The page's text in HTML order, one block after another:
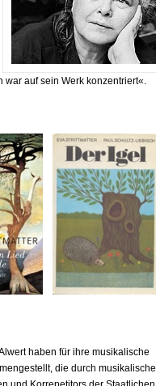
war auf sein Werk konzentriert«.
haben für ihre musikalische
die durch musikalische